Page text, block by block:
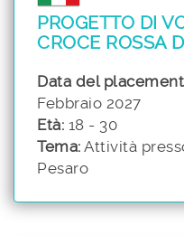
PROGETTO DI
CROCE ROSSA
Data del
Febbraio 2027
Età: 18 - 30
Tema: Attività
Pesaro